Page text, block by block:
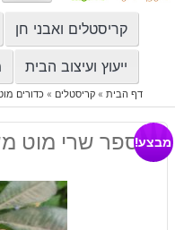
קריסטלים ואבני חן
ייעוץ ועיצוב הבית
דף הבית» קריסטלים » כדורים
ג'ספר שרי מוט משקל:מבצע!